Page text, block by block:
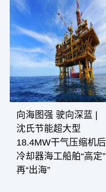
向海图强 驶向深蓝 |
沈氏节能超大型
18.4MW干气压缩机后
冷却器海工船舶“高定”
再“出海”